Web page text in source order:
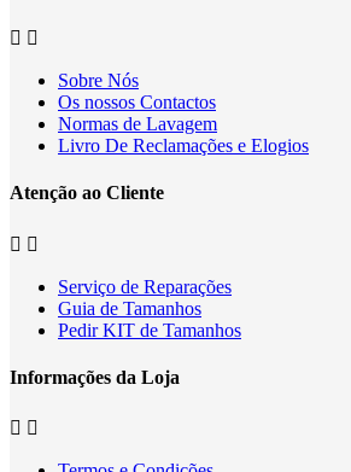
 
Sobre Nós
Os nossos Contactos
Normas de Lavagem
Livro De Reclamações e Elogios
Atenção ao Cliente
 
Serviço de Reparações
Guia de Tamanhos
Pedir KIT de Tamanhos
Informações da Loja
 